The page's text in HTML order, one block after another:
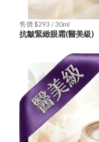
售價 $293 / 30ml
抗皺緊緻眼霜(醫美級)